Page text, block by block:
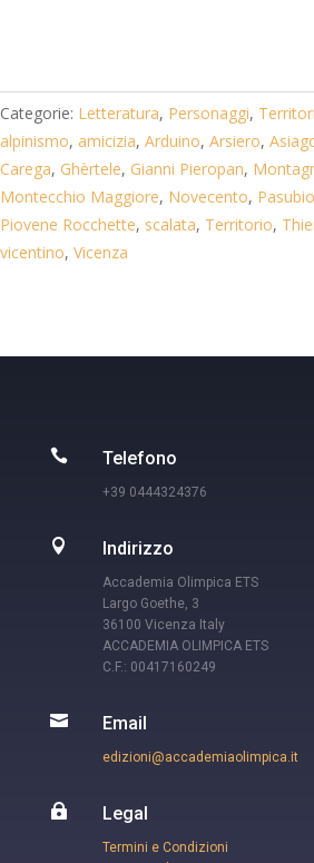
Categorie: Letteratura, Personaggi,
alpinismo, amicizia, Arduino, Arsiero,
Carega, Ghèrtele, Gianni Pieropan,
Montecchio Maggiore, Novecento, Pasubio
Piovene Rocchette, scalata, Territorio,
vicentino, Vicenza
 Telefono
+39 0444324376
 Indirizzo
Accademia Olimpica ETS
Largo Goethe, 3
36100 Vicenza Italy
ACCADEMIA OLIMPICA ETS
C.F.: 00417160249
 Email
edizioni@accademiaolimpica.it
 Legal
Termini e Condizioni